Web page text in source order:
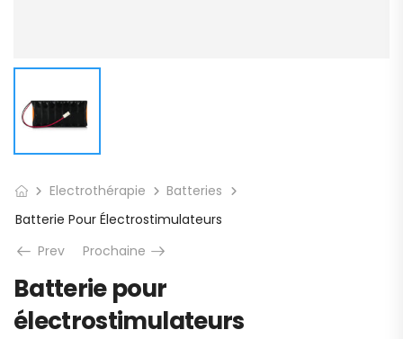
Electrothérapie
Batteries
Batterie Pour Électrostimulateurs
Prev
Prochaine
Batterie pour
électrostimulateurs